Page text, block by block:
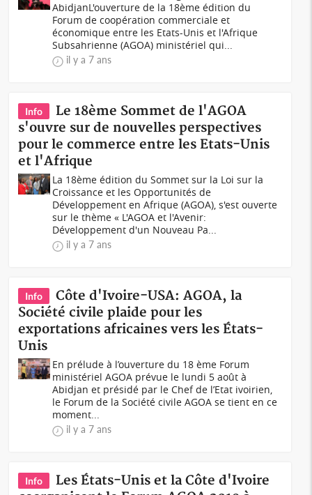
Abidjan L'ouverture de la 18ème édition du
Forum de coopération commerciale et
économique entre les Etats-Unis et l'Afrique
Subsahrienne (AGOA) ministériel qui...
il y a 7 ans
Info
Le 18ème Sommet de l'AGOA
s'ouvre sur de nouvelles perspectives
pour le commerce entre les Etats-Unis
et l'Afrique
La 18ème édition du Sommet sur la Loi sur la
Croissance et les Opportunités de
Développement en Afrique (AGOA), s'est ouverte
sur le thème « L'AGOA et l'Avenir:
Développement d'un Nouveau Pa...
il y a 7 ans
Info
Côte d'Ivoire-USA: AGOA, la
Société civile plaide pour les
exportations africaines vers les États-
Unis
En prélude à l’ouverture du 18 ème Forum
ministériel AGOA prévue le lundi 5 août à
Abidjan et présidé par le Chef de l’Etat ivoirien,
le Forum de la Société civile AGOA se tient en ce
moment...
il y a 7 ans
Info
Les États-Unis et la Côte d'Ivoire